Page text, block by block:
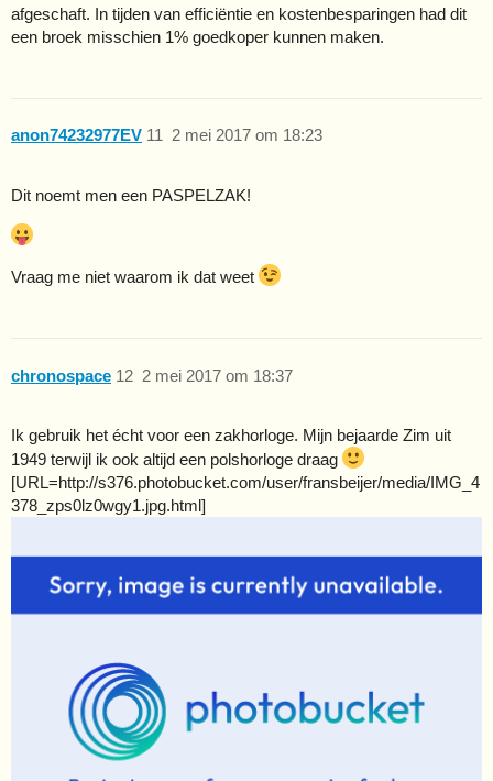
afgeschaft. In tijden van efficiëntie en kostenbesparingen had dit
een broek misschien 1% goedkoper kunnen maken.
anon74232977EV 2 mei 2017 om 18:23
11
Dit noemt men een PASPELZAK!
Vraag me niet waarom ik dat weet
chronospace 2 mei 2017 om 18:37
12
Ik gebruik het écht voor een zakhorloge. Mijn bejaarde Zim uit
1949 terwijl ik ook altijd een polshorloge draag
[URL=http://s376.photobucket.com/user/fransbeijer/media/IMG_4
378_zps0lz0wgy1.jpg.html]